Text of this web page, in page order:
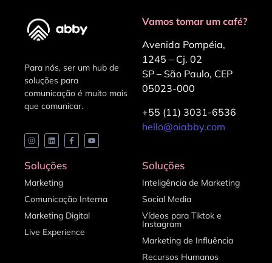
Para nós, ser um hub de
soluções para
comunicação é muito mais
que comunicar.
Vamos tomar um café?
Avenida Pompéia,
1245 – Cj. 02
SP – São Paulo, CEP
05023-000
+55 (11) 3031-6536
hello@oiabby.com
Soluções
Marketing
Comunicação Interna
Marketing Digital
Live Experience
Soluções
Inteligência de Marketing
Social Media
Vídeos para Tiktok e
Instagram
Marketing de Influência
Recursos Humanos